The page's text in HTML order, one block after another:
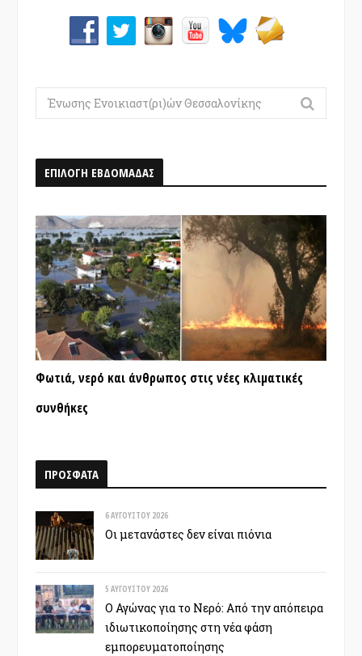
Search
for:
ΕΠΙΛΟΓΗ ΕΒΔΟΜΑΔΑΣ
Φωτιά, νερό και άνθρωπος στις νέες κλιματικές
συνθήκες
ΠΡΟΣΦΑΤΑ
6 ΑΥΓΟΎΣΤΟΥ 2026
Οι μετανάστες δεν είναι πιόνια
5 ΑΥΓΟΎΣΤΟΥ 2026
Ο Αγώνας για το Νερό: Από την απόπειρα
ιδιωτικοποίησης στη νέα φάση
εμπορευματοποίησης